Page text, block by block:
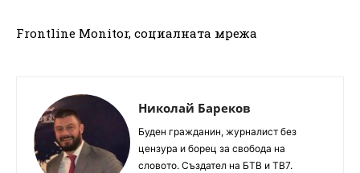
Frontline Monitor, социалната мрежа
Николай Бареков
Буден гражданин, журналист без
цензура и борец за свобода на
словото. Създател на БТВ и ТВ7.